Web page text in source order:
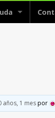
años, 1 mespor